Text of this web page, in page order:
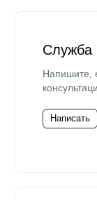
Служба
Напишите,
Написать